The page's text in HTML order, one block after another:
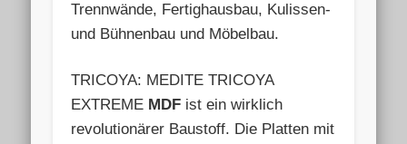
Trennwände, Fertighausbau, Kulissen-
und Bühnenbau und Möbelbau.
TRICOYA: MEDITE TRICOYA
EXTREME MDF ist ein wirklich
revolutionärer Baustoff. Die Platten mit